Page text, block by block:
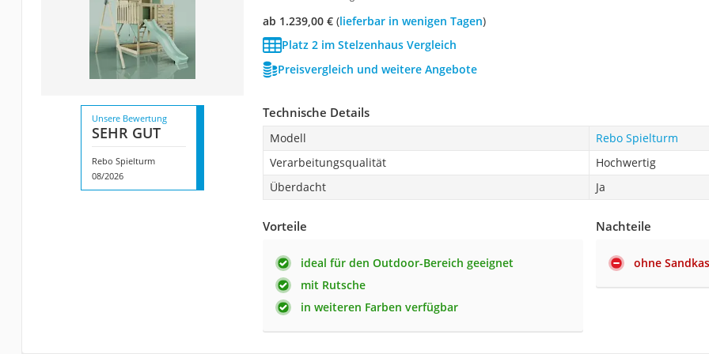
ab 1.239,00 €( Lieferbar in wenigen Tagen)
Platz 2 im Stelzenhaus Vergleich
Preisvergleich und weitere Angebote
Unsere Bewertung
SEHR GUT
Rebo Spielturm
08/2026
Technische Details
Modell
Rebo Spielturm
Verarbeitungsqualität
Hochwertig
Überdacht
Ja
Vorteile
ideal für den Outdoor-Bereich geeignet
mit Rutsche
in weiteren Farben verfügbar
Nachteile
ohne